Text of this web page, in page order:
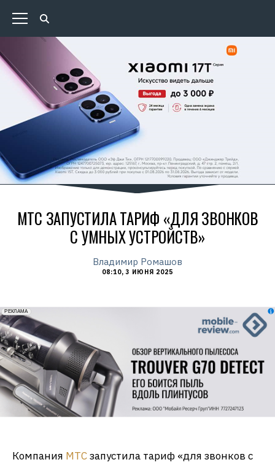
МТС ЗАПУСТИЛА ТАРИФ «ДЛЯ ЗВОНКОВ
С УМНЫХ УСТРОЙСТВ»
Владимир Ромашов
08:10, 3 ИЮНЯ 2025
erid: 2VfnxxmNzs5
РЕКЛАМА
Компания МТСзапустила тариф «для звонков с